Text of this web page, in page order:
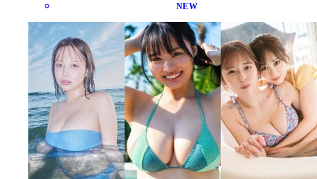
NEW